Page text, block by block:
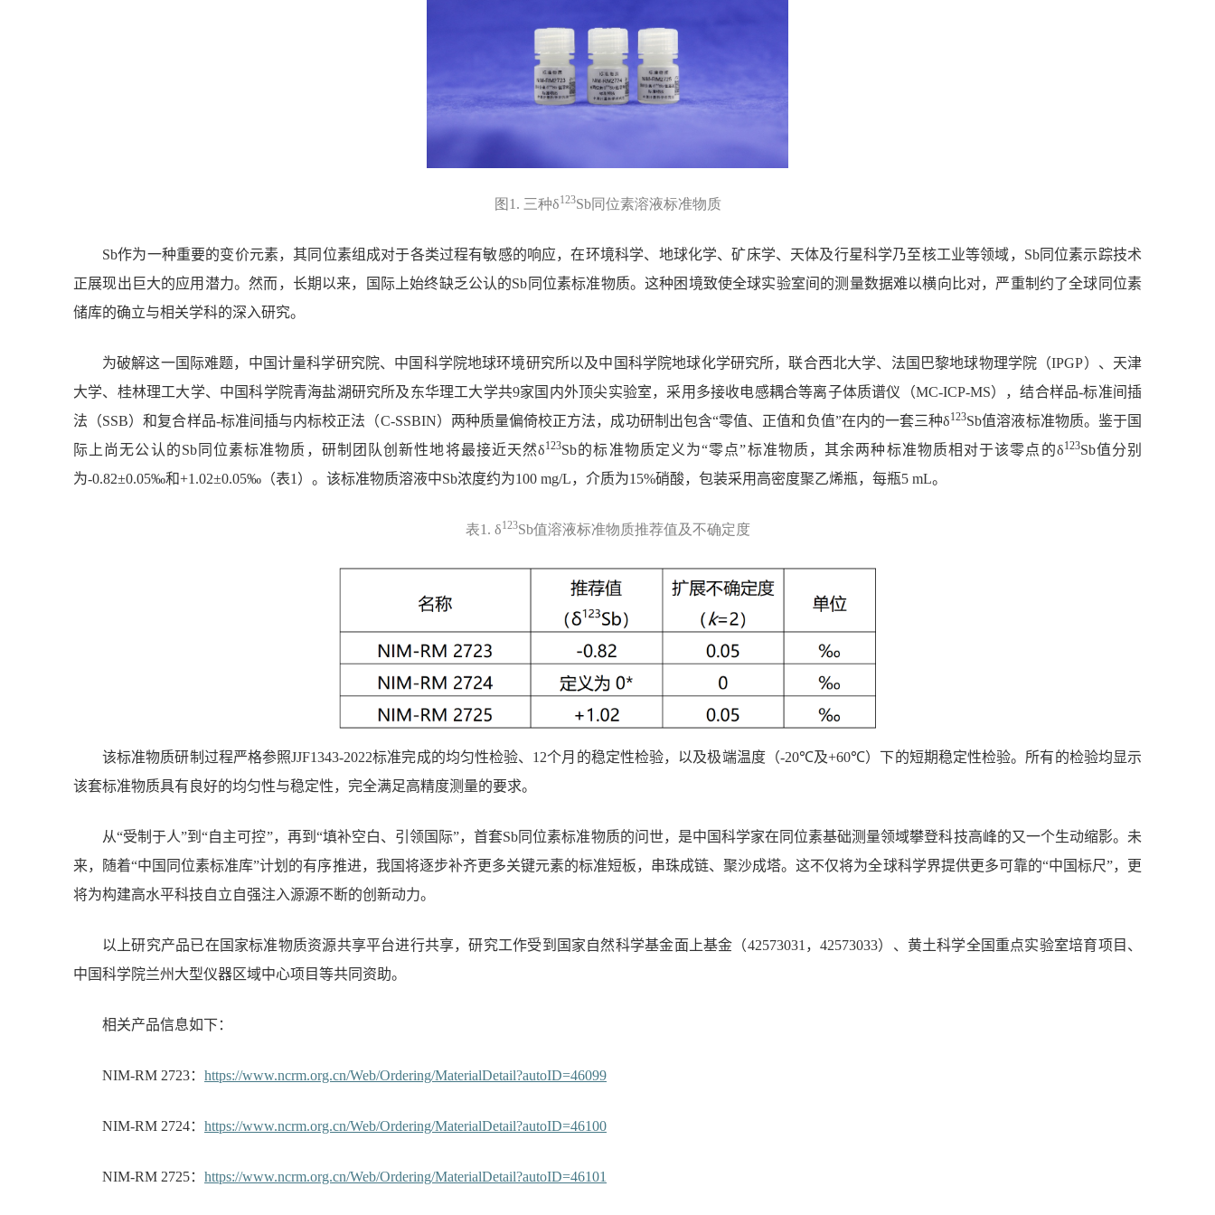
图 1. 三种δ123Sb同位素溶液标准物质
Sb作为一种重要的变价元素，其同位素组成对于各类过程有敏感的响应，在环境科学、地球化学、矿床学、天体及行星科学乃至核工业等领域， Sb同位素示踪技术
正展现出巨大的应用潜力。然而，长期以来，国际上始终缺乏公认的Sb 同位素标准物质。这种困境致使全球实验室间的测量数据难以横向比对，严重制约了全球同位素
储库的确立与相关学科的深入研究。
为破解这一国际难题，中国计量科学研究院、中国科学院地球环境研究所以及中国科学院地球化学研究所，联合西北大学、法国巴黎地球物理学院（IPGP）、天津
大学、桂林理工大学、中国科学院青海盐湖研究所及东华理工大学共9家国内外顶尖实验室，采用多接收电感耦合等离子体质谱仪（MC-ICP-MS），结合样品-标准间插
法（SSB）和复合样品-标准间插与内标校正法（C-SSBIN）两种质量偏倚校正方法，成功研制出包含“零值、正值和负值”在内的一套三种δ123Sb值溶液标准物质。鉴于国
际上尚无公认的Sb同位素标准物质，研制团队创新性地将最接近天然δ123Sb的标准物质定义为“零点”标准物质，其余两种标准物质相对于该零点的δ123Sb值分别
为-0.82±0.05‰和+1.02±0.05‰ （表1 ）。该标准物质溶液中Sb浓度约为100 mg/L，介质为15%硝酸，包装采用高密度聚乙烯瓶，每瓶5 mL。
表1. δ123Sb值溶液标准物质推荐值及不确定度
该标准物质研制过程严格参照JJF1343-2022标准完成的均匀性检验、 12个月的稳定性检验，以及极端温度（-20℃及+60℃）下的短期稳定性检验。所有的检验均显示
该套标准物质具有良好的均匀性与稳定性，完全满足高精度测量的要求。
从“受制于人”到“自主可控”，再到“填补空白、引领国际”，首套Sb同位素标准物质的问世，是中国科学家在同位素基础测量领域攀登科技高峰的又一个生动缩影。未
来，随着“中国同位素标准库”计划的有序推进，我国将逐步补齐更多关键元素的标准短板，串珠成链、聚沙成塔。这不仅将为全球科学界提供更多可靠的“中国标尺”，更
将为构建高水平科技自立自强注入源源不断的创新动力。
以上研究产品已在国家标准物质资源共享平台进行共享，研究工作受到国家自然科学基金面上基金（42573031，42573033）、黄土科学全国重点实验室培育项目、
中国科学院兰州大型仪器区域中心项目等共同资助。
相关产品信息如下：
NIM-RM 2723： https://www.ncrm.org.cn/Web/Ordering/MaterialDetail?autoID=46099
NIM-RM 2724： https://www.ncrm.org.cn/Web/Ordering/MaterialDetail?autoID=46100
NIM-RM 2725： https://www.ncrm.org.cn/Web/Ordering/MaterialDetail?autoID=46101